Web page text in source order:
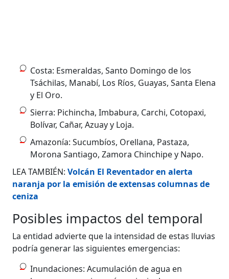
Costa: Esmeraldas, Santo Domingo de los
Tsáchilas, Manabí, Los Ríos, Guayas, Santa Elena
y El Oro.
Sierra: Pichincha, Imbabura, Carchi, Cotopaxi,
Bolívar, Cañar, Azuay y Loja.
Amazonía: Sucumbíos, Orellana, Pastaza,
Morona Santiago, Zamora Chinchipe y Napo.
LEA TAMBIÉN:Volcán El Reventador en alerta
naranja por la emisión de extensas columnas de
ceniza
Posibles impactos del temporal
La entidad advierte que la intensidad de estas lluvias
podría generar las siguientes emergencias:
Inundaciones: Acumulación de agua en